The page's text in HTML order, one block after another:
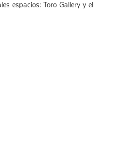
espacios: Toro Gallery y el